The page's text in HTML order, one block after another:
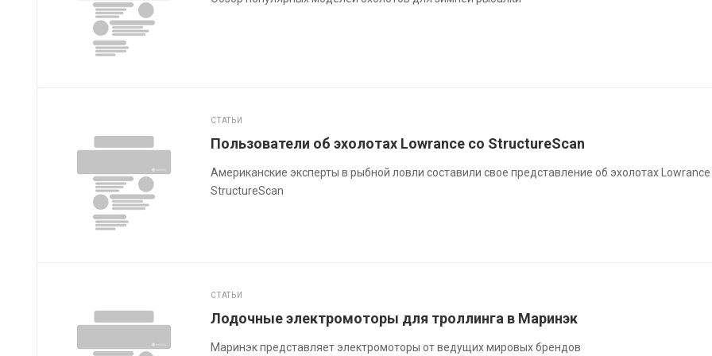
СТАТЬИ
Пользователи об эхолотах Lowrance со StructureScan
Американские эксперты в рыбной ловли составили свое представление об эхолотах Lowrance
StructureScan
СТАТЬИ
Лодочные электромоторы для троллинга в Маринэк
Маринэк представляет электромоторы от ведущих мировых брендов